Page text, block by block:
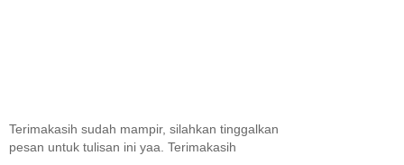
Terimakasih sudah mampir, silahkan tinggalkan
pesan untuk tulisan ini yaa. Terimakasih